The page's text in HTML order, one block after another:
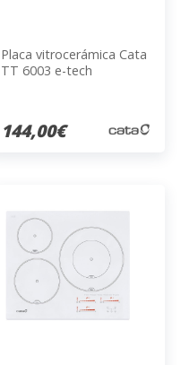
Placa vitrocerámica Cata
TT 6003 e-tech
144,00€